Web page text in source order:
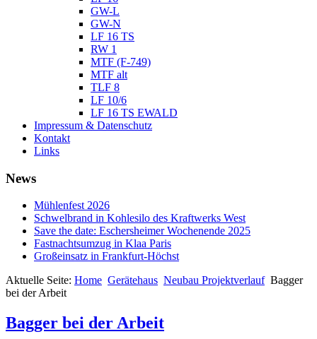
GW-L
GW-N
LF 16 TS
RW 1
MTF (F-749)
MTF alt
TLF 8
LF 10/6
LF 16 TS EWALD
Impressum & Datenschutz
Kontakt
Links
News
Mühlenfest 2026
Schwelbrand in Kohlesilo des Kraftwerks West
Save the date: Eschersheimer Wochenende 2025
Fastnachtsumzug in Klaa Paris
Großeinsatz in Frankfurt-Höchst
Aktuelle Seite: Home Gerätehaus Neubau Projektverlauf Bagger
bei der Arbeit
Bagger bei der Arbeit